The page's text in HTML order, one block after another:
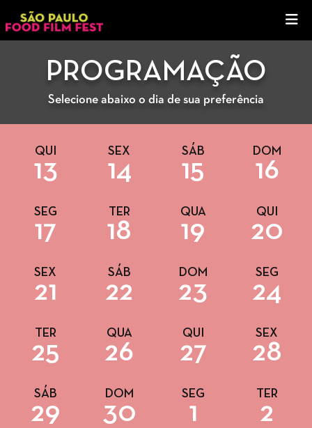
PROGRAMAÇÃO
Selecione abaixo o dia de sua preferência
QUI
13
SEX
14
SÁB
15
DOM
16
SEG
17
TER
18
QUA
19
QUI
20
SEX
21
SÁB
22
DOM
23
SEG
24
TER
25
QUA
26
QUI
27
SEX
28
SÁB
29
DOM
30
SEG
1
TER
2